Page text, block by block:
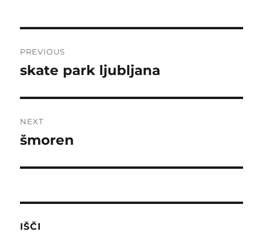
navigation
PREVIOUS
Previous
skate park ljubljana
NEXT
Next
šmoren
IŠČI